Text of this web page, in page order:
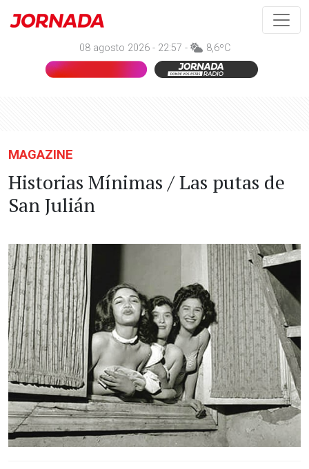
08 agosto 2026 - 22:57 - 8,6ºC
MAGAZINE
Historias Mínimas / Las putas de
San Julián